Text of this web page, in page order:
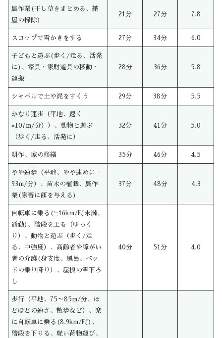
農作業(干し草をまとめる、納
屋の掃除)
21分 27分 7.8
スコップで雪かきをする 27分 34分 6.0
子どもと遊ぶ(歩く/走る、活発
に)、家具・家財道具の移動・
運搬
28分 36分 5.8
シャベルで土や泥をすくう 29分 38分 5.5
かなり速歩（平地、速く
=107m/分））、動物と遊ぶ
（歩く/走る、活発に）
32分 41分 5.0
耕作、家の修繕 35分 46分 4.5
やや速歩（平地、やや速めに＝
93m/分）、苗木の植栽、農作
業(家畜に餌を与える)
37分 48分 4.3
自転車に乗る(≒16km/時未満、
通勤)、階段を上る（ゆっく
り）、動物と遊ぶ（歩く/走
る、中強度）、高齢者や障がい
者の介護(身支度、風呂、ベッ
ドの乗り降り）、屋根の雪下ろ
し
40分 51分 4.0
歩行（平地、75～85m/分、ほ
どほどの速さ、散歩など）、楽
に自転車に乗る(8.9km/時)、
階段を下りる、軽い荷物運び、